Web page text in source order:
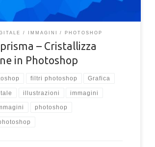
IMMAGINI PHOTOSHOP
– Cristallizza
in Photoshop
filtri photoshop Grafica
illustrazioni immagini
photoshop